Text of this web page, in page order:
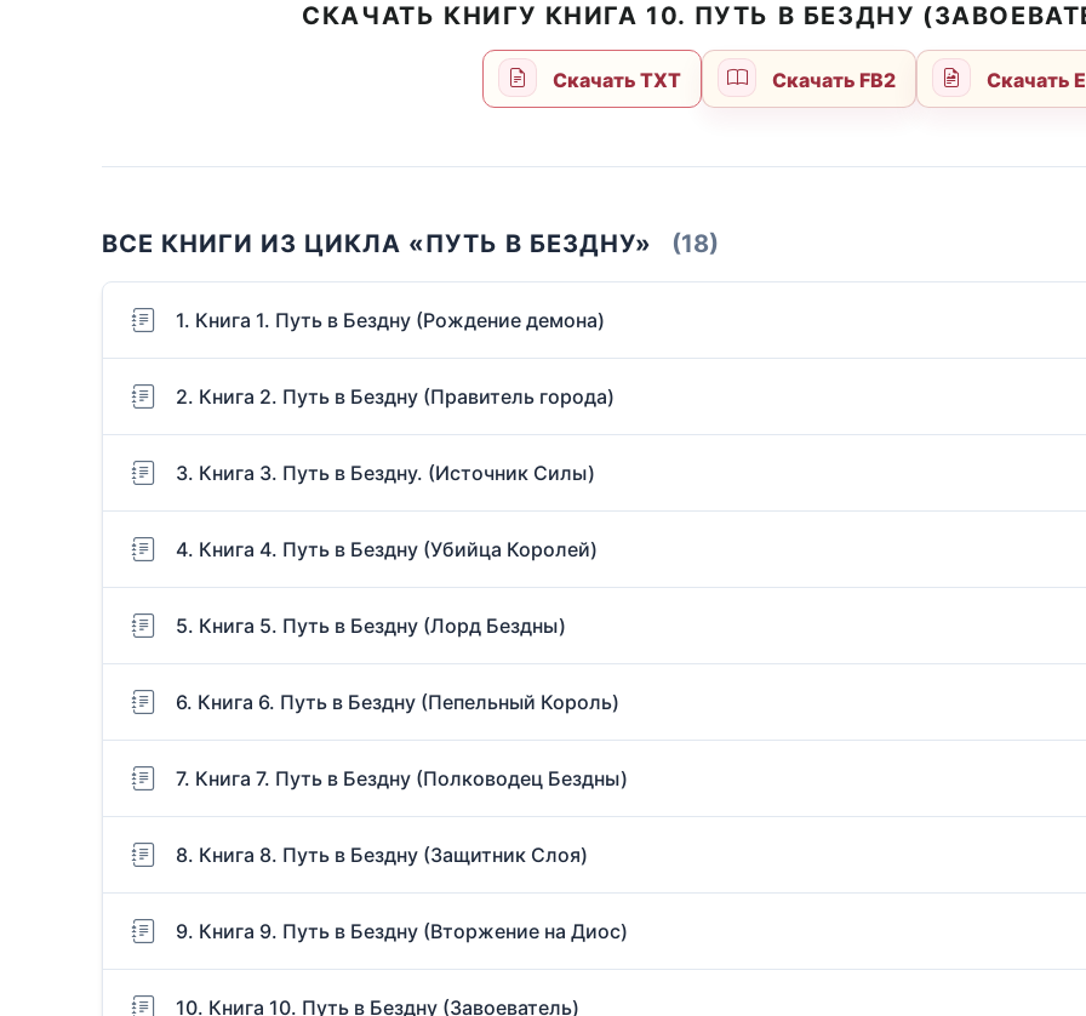
СКАЧАТЬ КНИГУ КНИГА 10. ПУТЬ В БЕЗДНУ
Скачать TXT Скачать FB2 Скачать
ВСЕ КНИГИ ИЗ ЦИКЛА «ПУТЬ В БЕЗДНУ» (18)
1. Книга 1. Путь в Бездну (Рождение демона)
2. Книга 2. Путь в Бездну (Правитель города)
3. Книга 3. Путь в Бездну. (Источник Силы)
4. Книга 4. Путь в Бездну (Убийца Королей)
5. Книга 5. Путь в Бездну (Лорд Бездны)
6. Книга 6. Путь в Бездну (Пепельный Король)
7. Книга 7. Путь в Бездну (Полководец Бездны)
8. Книга 8. Путь в Бездну (Защитник Слоя)
9. Книга 9. Путь в Бездну (Вторжение на Диос)
10. Книга 10. Путь в Бездну (Завоеватель)